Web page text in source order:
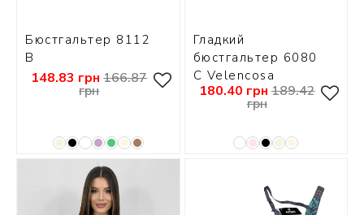
Бюстгальтер 8112
В
148.83 грн 166.87
грн
Гладкий
бюстгальтер 6080
С Velencosa
180.40 грн 189.42
грн